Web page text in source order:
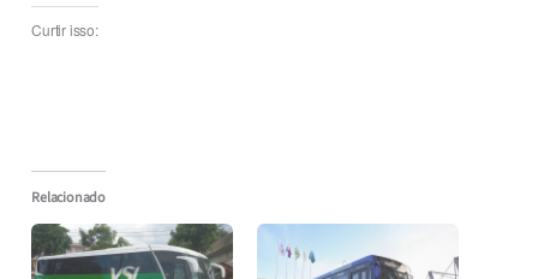
Curtir isso:
Relacionado